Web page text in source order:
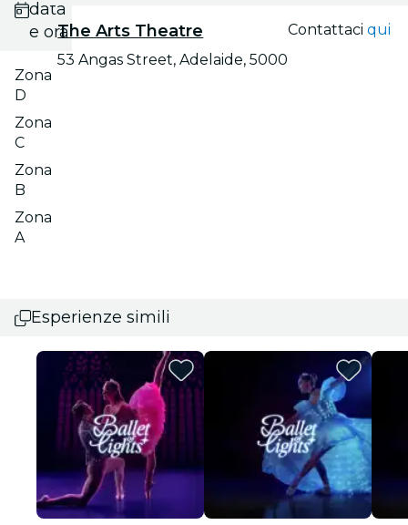
data
e ora
Zona
D
Zona
C
Zona
B
Zona
A
The Arts Theatre
53 Angas Street, Adelaide, 5000
Contattaciqui
Esperienze simili